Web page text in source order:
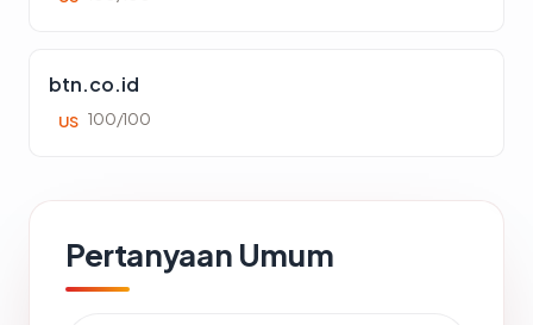
btn.co.id
US 100/100
Pertanyaan Umum